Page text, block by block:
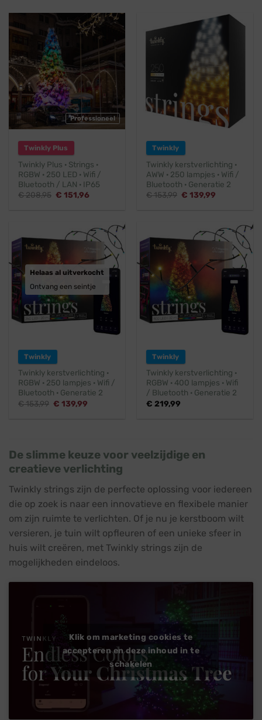
Professioneel
Twinkly Plus
Twinkly Plus · Strings ·
RGBW · 250 LED · Wifi /
Bluetooth / LAN · IP65
€208,95 Oorspronkelijke
€ 151,96Huidige
Twinkly
Twinkly kerstverlichting ·
AWW · 250 lampjes · Wifi /
Bluetooth · Generatie 2
€153,99 Oorspronkelijke
€ 139,99
Helaas al uitverkocht
Ontvang een seintje
Twinkly
Twinkly kerstverlichting ·
RGBW · 250 lampjes · Wifi /
Bluetooth · Generatie 2
€153,99 Oorspronkelijke
€ 139,99
Twinkly
Twinkly kerstverlichting ·
RGBW · 400 lampjes · Wifi
/ Bluetooth · Generatie 2
€ 219,99
De slimme keuze voor veelzijdige en
creatieve verlichting
Twinkly strings zijn de perfecte oplossing voor iedereen
die op zoek is naar een innovatieve en flexibele manier
om zijn ruimte te verlichten. Of je nu je kerstboom wilt
versieren, je tuin wilt opfleuren of een unieke sfeer in
huis wilt creëren, met Twinkly strings zijn de
mogelijkheden eindeloos.
Klik om marketing cookies te
accepteren en deze inhoud in te
schakelen